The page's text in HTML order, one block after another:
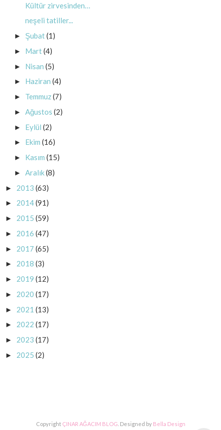
Kültür zirvesinden…
neşeli tatiller...
► Şubat(1)
► Mart(4)
► Nisan (5)
► Haziran (4)
► Temmuz(7)
► Ağustos (2)
► Eylül (2)
► Ekim (16)
► Kasım (15)
► Aralık(8)
► 2013 (63)
► 2014(91)
► 2015 (59)
► 2016 (47)
► 2017 (65)
► 2018 (3)
► 2019 (12)
► 2020 (17)
► 2021 (13)
► 2022 (17)
► 2023 (17)
► 2025 (2)
Copyright ÇINAR AĞACIM BLOG . Designed by Bella Design